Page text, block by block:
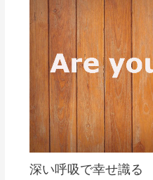
深い呼吸で幸せ識る